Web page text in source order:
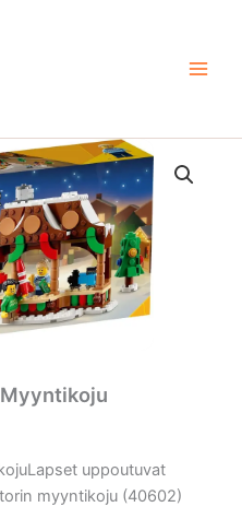
uppoutuvat
myyntikoju (40602)